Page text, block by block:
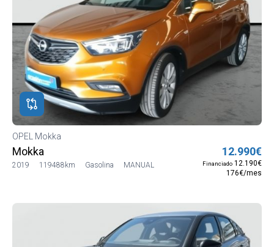
OPEL Mokka
Mokka
2019 119488km Gasolina MANUAL
12.990€
Financiado 12.190€
176€/mes